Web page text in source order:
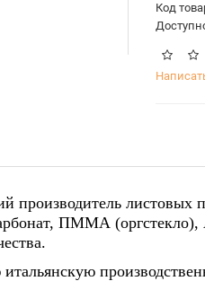
Код
производитель
ПММА